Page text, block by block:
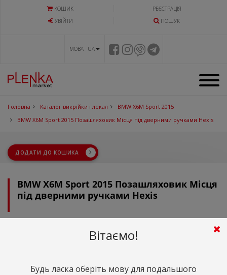
КОШИК
РЕЄСТРАЦІЯ
УВIЙТИ
ПОШУК
МОВА UA
Головна Каталог викрійки і лекал
BMW X6M Sport 2015
BMW X6M Sport 2015 Позашляховик Місця під дверними ручками Hexis
ДОДАТИ ДО КОШИКА
BMW X6M Sport 2015 Позашляховик Місця
під дверними ручками Hexis
грн.
Вітаємо!
Будь ласка оберіть мову для подальшого